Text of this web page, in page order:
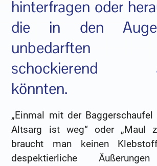
hinterfragen oder
die in den
unbedarften
schockierend
könnten.
„Einmal mit der
Altsarg ist weg“ oder „Maul
braucht man keinen
despektierliche